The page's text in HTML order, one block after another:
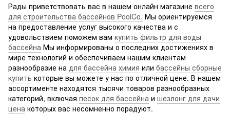
Рады приветствовать вас в нашем онлайн магазине всего
для строительства бассейнов PoolCo. Мы ориентируемся
на предоставление услуг высокого качества и с
удовольствием поможем вам купить фильтр для воды
бассейна Мы информированы о последних достижениях в
мире технологий и обеспечиваем нашим клиентам
разнообразие на для бассейна химия или бассейны сборные
купить которые вы можете у нас по отличной цене. В нашем
ассортименте находятся тысячи товаров разнообразных
категорий, включая песок для бассейна и шезлонг для дачи
цена которых вас несомненно порадуют.